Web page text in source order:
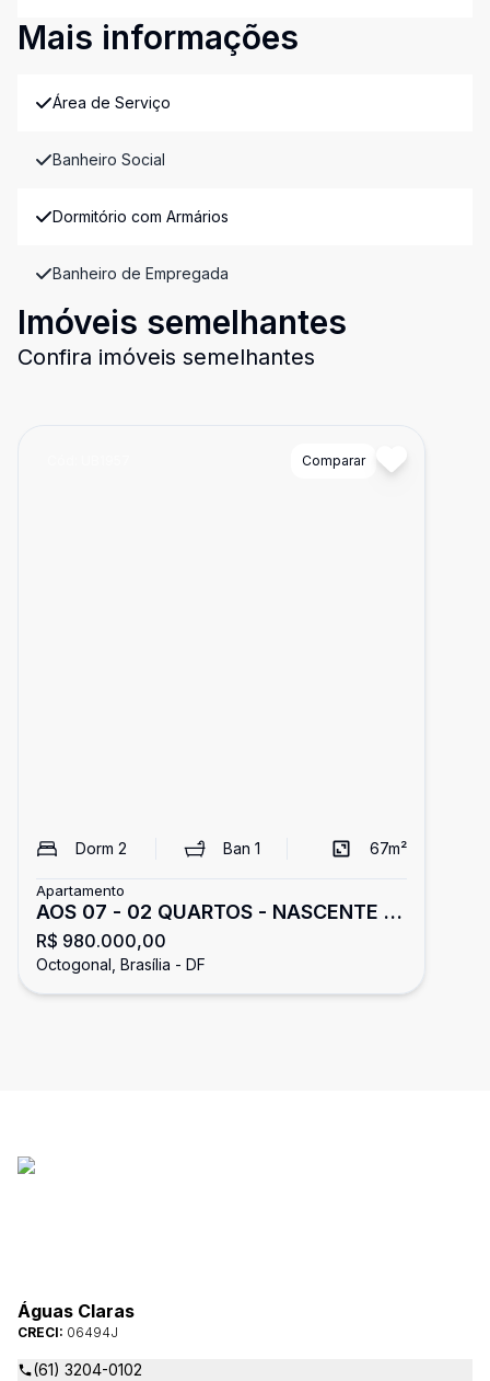
Mais informações
Área de Serviço
Banheiro Social
Dormitório com Armários
Banheiro de Empregada
Imóveis semelhantes
Confira imóveis semelhantes
Comparar
Dorm 2 Ban 1 67m²
Apartamento
AOS 07 - 02 QUARTOS - NASCENTE -
3° ANDAR - ACEITA FINANCIAMENTO -
OCTAGONAL
R$ 980.000,00
Octogonal, Brasília - DF
Águas Claras
CRECI: 06494J
(61) 3204-0102